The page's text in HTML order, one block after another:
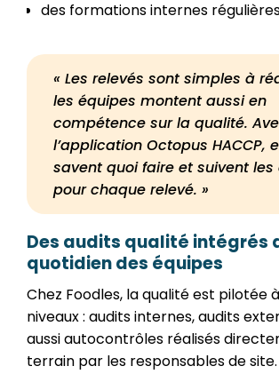
des formations internes
« Les relevés sont simples à
les équipes montent aussi en
compétence sur la qualité.
l’application Octopus HACCP,
savent quoi faire et suivent les
pour chaque relevé. »
Des audits qualité intégrés
quotidien des équipes
Chez Foodles, la qualité est pilotée
niveaux : audits internes, audits
aussi autocontrôles réalisés
terrain par les responsables de site.